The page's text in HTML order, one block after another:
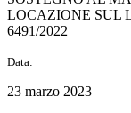
LOCAZIONE SUL
6491/2022
Data:
23 marzo 2023